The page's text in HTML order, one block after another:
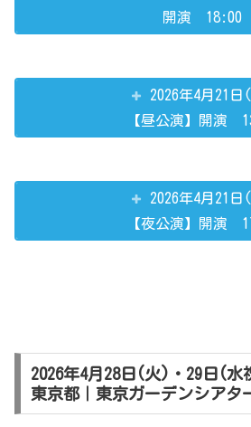
開演 18:00
2026年4月21日
【昼公演】開演
2026年4月21日
【夜公演】開演
2026年4月28日(火)・29日(水
東京都｜東京ガーデンシアタ